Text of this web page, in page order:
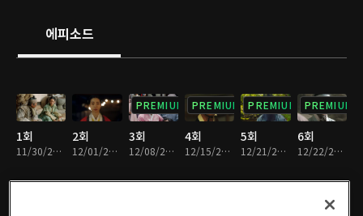
에피소드
1회
11/30/2024 • 1시간 24분
2회
12/01/2024 • 1시간 23분
PREMIUM
3회
12/08/2024 • 1시간 20분
PREMIUM
4회
12/15/2024 • 1시간 25분
PREMIUM
5회
12/21/2024 • 1시간 14분
PREMIUM
6회
12/22/2024 • 1시간 15분